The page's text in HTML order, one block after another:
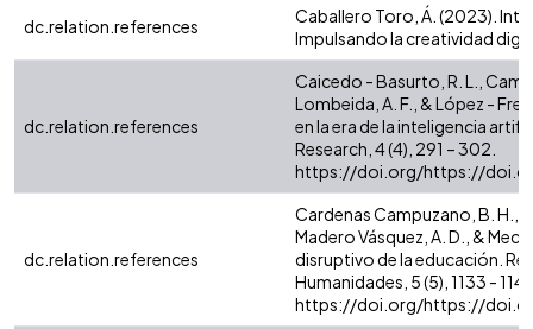
dc.relation.references
Caballero Toro, Á. (2023).
Impulsando la creatividad
dc.relation.references
Caicedo - Basurto, R. L.,
Lombeida, A. F., & López -
en la era de la inteligencia
Research, 4 (4), 291 – 302.
https://doi.org/https://
dc.relation.references
Cardenas Campuzano, B. H.,
Madero Vásquez, A. D., &
disruptivo de la educación.
Humanidades, 5 (5), 1133 -
https://doi.org/https://